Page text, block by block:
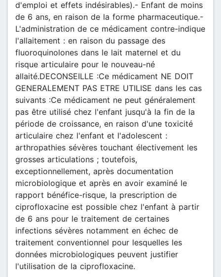
d'emploi et effets indésirables).- Enfant de moins
de 6 ans, en raison de la forme pharmaceutique.-
L'administration de ce médicament contre-indique
l'allaitement : en raison du passage des
fluoroquinolones dans le lait maternel et du
risque articulaire pour le nouveau-né
allaité.DECONSEILLE :Ce médicament NE DOIT
GENERALEMENT PAS ETRE UTILISE dans les cas
suivants :Ce médicament ne peut généralement
pas être utilisé chez l'enfant jusqu'à la fin de la
période de croissance, en raison d'une toxicité
articulaire chez l'enfant et l'adolescent :
arthropathies sévères touchant électivement les
grosses articulations ; toutefois,
exceptionnellement, après documentation
microbiologique et après en avoir examiné le
rapport bénéfice-risque, la prescription de
ciprofloxacine est possible chez l'enfant à partir
de 6 ans pour le traitement de certaines
infections sévères notamment en échec de
traitement conventionnel pour lesquelles les
données microbiologiques peuvent justifier
l'utilisation de la ciprofloxacine.